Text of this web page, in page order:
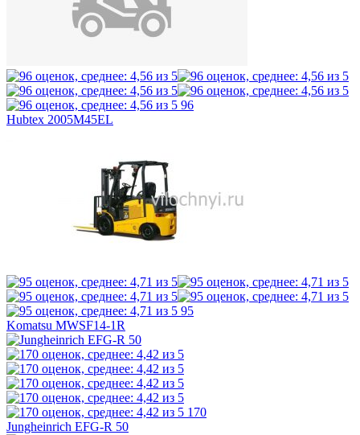
96
Hubtex 2005M45EL
95
Komatsu MWSF14-1R
170
Jungheinrich EFG-R 50